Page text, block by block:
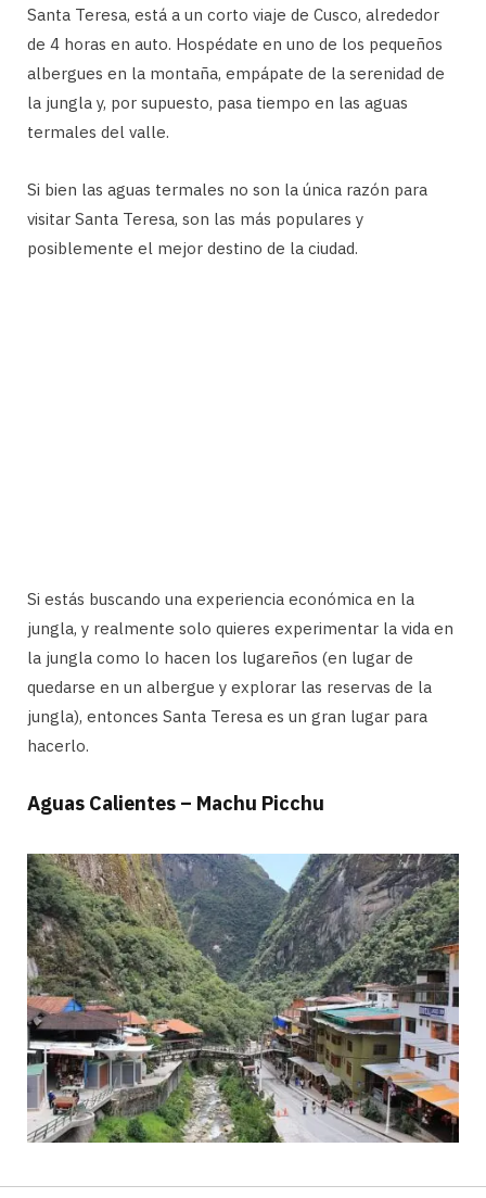
Santa Teresa, está a un corto viaje de Cusco, alrededor
de 4 horas en auto. Hospédate en uno de los pequeños
albergues en la montaña, empápate de la serenidad de
la jungla y, por supuesto, pasa tiempo en las aguas
termales del valle.
Si bien las aguas termales no son la única razón para
visitar Santa Teresa, son las más populares y
posiblemente el mejor destino de la ciudad.
Si estás buscando una experiencia económica en la
jungla, y realmente solo quieres experimentar la vida en
la jungla como lo hacen los lugareños (en lugar de
quedarse en un albergue y explorar las reservas de la
jungla), entonces Santa Teresa es un gran lugar para
hacerlo.
Aguas Calientes – Machu Picchu
Si has presupuestado un día extra en tu viaje a Machu